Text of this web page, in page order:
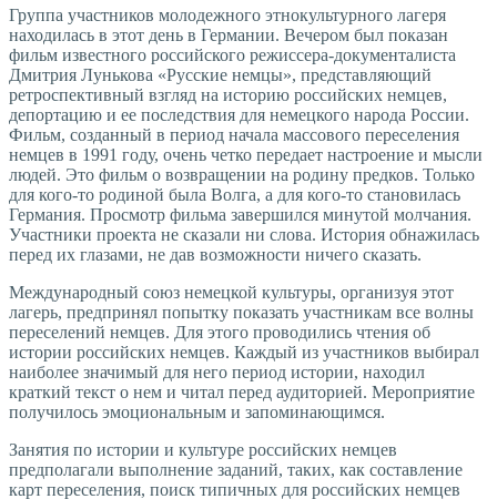
Группа участников молодежного этнокультурного лагеря
находилась в этот день в Германии. Вечером был показан
фильм известного российского режиссера-документалиста
Дмитрия Лунькова «Русские немцы», представляющий
ретроспективный взгляд на историю российских немцев,
депортацию и ее последствия для немецкого народа России.
Фильм, созданный в период начала массового переселения
немцев в 1991 году, очень четко передает настроение и мысли
людей. Это фильм о возвращении на родину предков. Только
для кого-то родиной была Волга, а для кого-то становилась
Германия. Просмотр фильма завершился минутой молчания.
Участники проекта не сказали ни слова. История обнажилась
перед их глазами, не дав возможности ничего сказать.
Международный союз немецкой культуры, организуя этот
лагерь, предпринял попытку показать участникам все волны
переселений немцев. Для этого проводились чтения об
истории российских немцев. Каждый из участников выбирал
наиболее значимый для него период истории, находил
краткий текст о нем и читал перед аудиторией. Мероприятие
получилось эмоциональным и запоминающимся.
Занятия по истории и культуре российских немцев
предполагали выполнение заданий, таких, как составление
карт переселения, поиск типичных для российских немцев